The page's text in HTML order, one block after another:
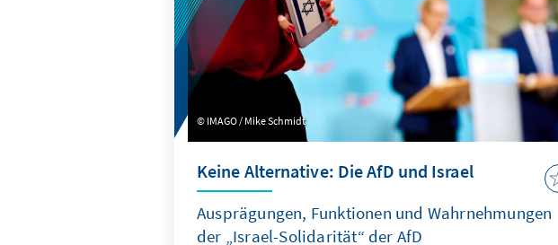
IMAGO / Mike Schmidt
Keine Alternative: Die AfD und Israel
Ausprägungen, Funktionen und Wahrnehmungen
der „Israel-Solidarität“ der AfD